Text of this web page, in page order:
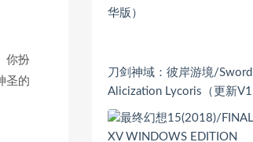
你扮
圣的
刀剑神域：彼岸游境/
Alicization Lycoris（更新